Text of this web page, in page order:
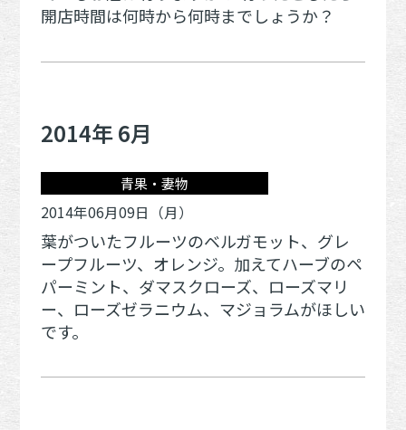
開店時間は何時から何時までしょうか？
2014年 6月
青果・妻物
2014年06月09日（月）
葉がついたフルーツのベルガモット、グレ
ープフルーツ、オレンジ。加えてハーブのペ
パーミント、ダマスクローズ、ローズマリ
ー、ローズゼラニウム、マジョラムがほしい
です。